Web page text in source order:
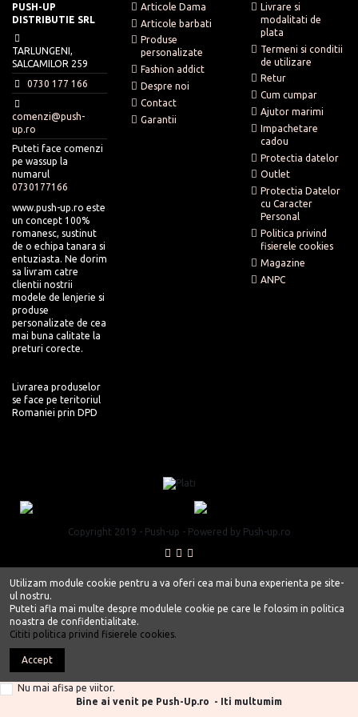
La GLAMGIRL.RO selectam cu atentie produsele JULIMEX pentru clientele
care apreciaza lenjeria de calitate si accesoriile premium. Descopera
colectii moderne care imbina feminitatea, confortul si tehnologia,
oferindu-ti libertatea de a purta orice tinuta cu incredere.
Produsele se pot schimba gratuit in termen de 14 zile de la primirea
acestora , totusi valoarea transportului este nerambursabila.
urmeaza :
Produs livrat / ambalat / imprimat gresit - Push-up.ro
Produs cu defect (neconform) - Push-up.ro
Marime nepotrivita aleasa de catre client - Client
*Costul de retur se refera la taxa perceputa pentru expedierea coletului
de la client catre Push-up.ro (in toate cazurile), dar si de la Push-
up.ro catre client (in cazul in care produsul a fost livrat / ambalat gresit
sau a avut un defect).
Valoarea produsului returnat va fi returnata in contul indicat de
dumneavoastra in maxim 7 zile lucratoare de la confirmarea
primirii produsului la depozitul Push-up.ro
Pentru colaborari cu ridicata va rugam trimiteti email la
distributie@push-up.ro
Va invitam sa va faceti cumparaturile de la profesionisti cu experienta si
conduita exemplara.
PUSH-UP
DISTRIBUTIE SRL
TARLUNGENI,
SALCAMILOR 259
0730 177 166
comenzi@push-
up.ro
Puteti face comenzi
pe wassup la
numarul
0730177166
www.push-up.ro este
un concept 100%
romanesc, sustinut
de o echipa tanara si
entuziasta. Ne dorim
sa livram catre
clientii nostrii
modele de lenjerie si
produse
personalizate de cea
mai buna calitate la
preturi corecte.
Livrarea produselor
se face pe teritoriul
Romaniei prin DPD
Articole Dama
Articole barbati
Produse
personalizate
Fashion addict
Despre noi
Contact
Garantii
Livrare si
modalitati de
plata
Termeni si conditii
de utilizare
Retur
Cum cumpar
Ajutor marimi
Impachetare
cadou
Protectia datelor
Outlet
Protectia Datelor
cu Caracter
Personal
Politica privind
fisierele cookies
Magazine
ANPC
Copyright 2019 - Push-up - Powered by Push-up.ro
Utilizam module cookie pentru a va oferi cea mai buna experienta pe site-
ul nostru.
Puteti afla mai multe despre modulele cookie pe care le folosim in politica
noastra de confidentialitate.
Cititi politica privind fisierele cookies.
Accept
Nu mai afisa pe viitor.
Bine ai venit pe Push-Up.ro - Iti multumim